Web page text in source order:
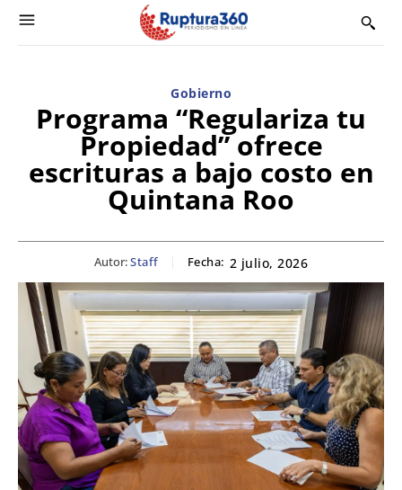
Gobierno
Programa “Regulariza tu
Propiedad” ofrece
escrituras a bajo costo en
Quintana Roo
Autor:Staff Fecha: 2 julio, 2026